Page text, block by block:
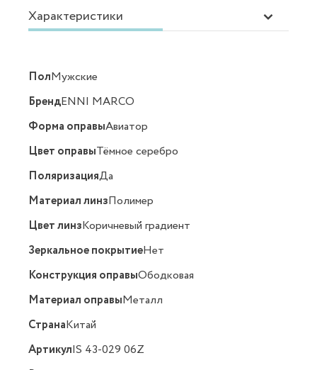
Характеристики
ПолМужские
БрендENNI MARCO
Форма оправыАвиатор
Цвет оправыТёмное серебро
ПоляризацияДа
Материал линзПолимер
Цвет линзКоричневый градиент
Зеркальное покрытиеНет
Конструкция оправыОбодковая
Материал оправыМеталл
СтранаКитай
АртикулIS 43-029 06Z